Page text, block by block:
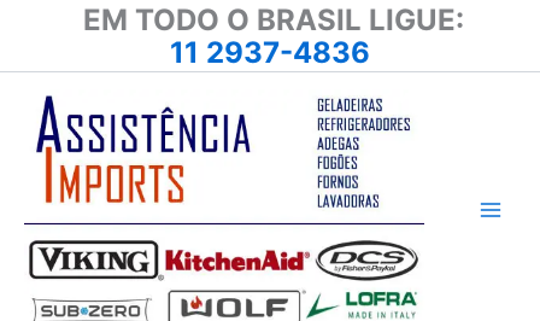
EM TODO O BRASIL LIGUE:
11 2937-4836